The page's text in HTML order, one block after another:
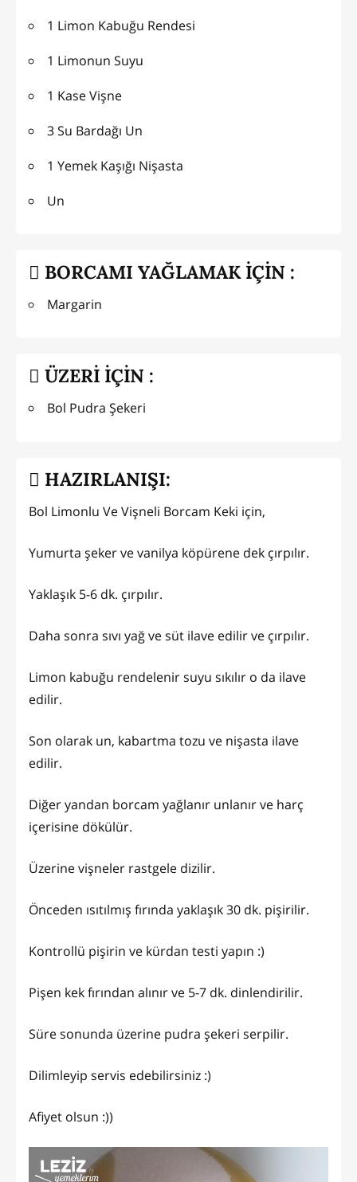
1 Limon Kabuğu Rendesi
1 Limonun Suyu
1 Kase Vişne
3 Su Bardağı Un
1 Yemek Kaşığı Nişasta
Un
BORCAMI YAĞLAMAK İÇİN :
Margarin
ÜZERİ İÇİN :
Bol Pudra Şekeri
HAZIRLANIŞI:
Bol Limonlu Ve Vişneli Borcam Keki için,
Yumurta şeker ve vanilya köpürene dek çırpılır.
Yaklaşık 5-6 dk. çırpılır.
Daha sonra sıvı yağ ve süt ilave edilir ve çırpılır.
Limon kabuğu rendelenir suyu sıkılır o da ilave
edilir.
Son olarak un, kabartma tozu ve nişasta ilave
edilir.
Diğer yandan borcam yağlanır unlanır ve harç
içerisine dökülür.
Üzerine vişneler rastgele dizilir.
Önceden ısıtılmış fırında yaklaşık 30 dk. pişirilir.
Kontrollü pişirin ve kürdan testi yapın :)
Pişen kek fırından alınır ve 5-7 dk. dinlendirilir.
Süre sonunda üzerine pudra şekeri serpilir.
Dilimleyip servis edebilirsiniz :)
Afiyet olsun :))